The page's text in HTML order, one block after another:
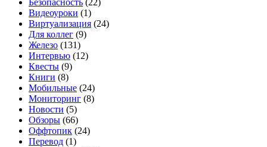
Видеоуроки (1)
Виртуализация (24)
Для коллег (9)
Железо (131)
Интервью (12)
Квесты (9)
Книги (8)
Мобильные (24)
Мониторинг (8)
Новости (5)
Обзоры (66)
Оффтопик (24)
Перевод (1)